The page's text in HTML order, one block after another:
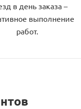
в день заказа –
выполнение
работ.